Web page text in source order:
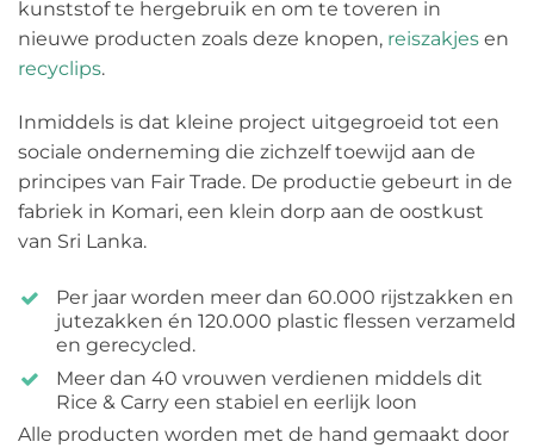
kunststof te hergebruik en om te toveren in
nieuwe producten zoals deze knopen, reiszakjes en
recyclips.
Inmiddels is dat kleine project uitgegroeid tot een
sociale onderneming die zichzelf toewijd aan de
principes van Fair Trade. De productie gebeurt in de
fabriek in Komari, een klein dorp aan de oostkust
van Sri Lanka.
Per jaar worden meer dan 60.000 rijstzakken en
jutezakken én 120.000 plastic flessen verzameld
en gerecycled.
Meer dan 40 vrouwen verdienen middels dit
Rice & Carry een stabiel en eerlijk loon
Alle producten worden met de hand gemaakt door